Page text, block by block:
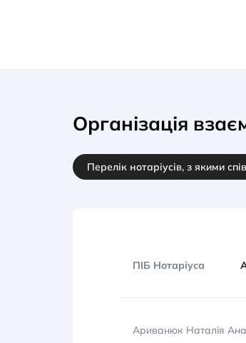
Організація
Перелік нотаріусів, з якими
ПІБ Нотаріуса
Ариванюк Наталія